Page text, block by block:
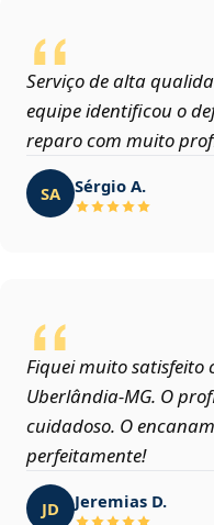
Serviço de alta
equipe identificou o
reparo com muito
SA Sérgio A.
Fiquei muito satisfeito
Uberlândia‑MG. O
cuidadoso. O
perfeitamente!
JD Jeremias D.